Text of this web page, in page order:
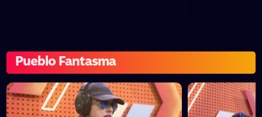
Pueblo Fantasma